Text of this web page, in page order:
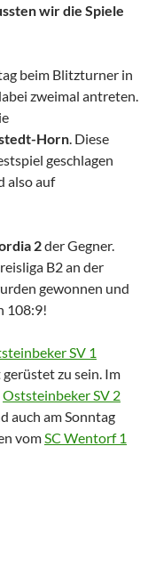
wir die Spiele
beim Blitzturner in
zweimal antreten.
Horn. Diese
geschlagen
also auf
2der Gegner.
B2 an der
gewonnen und
108:9!
SV 1
zu sein. Im
Oststeinbeker SV 2
auch am Sonntag
vomSC Wentorf 1